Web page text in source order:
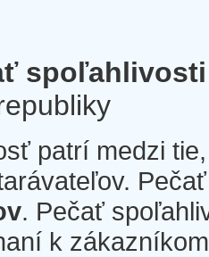
spoľahlivosti
patrí medzi
. Pečať
k